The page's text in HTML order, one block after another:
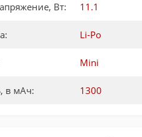
Вт: 11.1
Li-Po
Mini
в мАч: 1300